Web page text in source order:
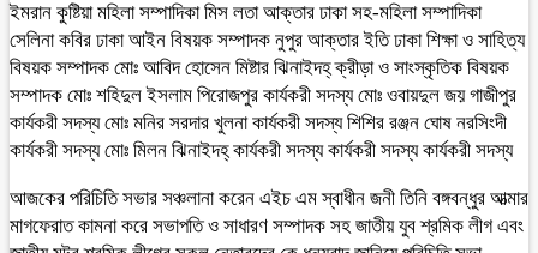
ইমরান কুষ্টিয়া মহিলা সম্পাদিকা মিস লতা আক্তার ঢাকা সহ-মহিলা সম্পাদিকা
সেলিনা কবির ঢাকা আইন বিষয়ক সম্পাদক নুপুর আক্তার ইতি ঢাকা শিক্ষা ও সাহিত্য
বিষয়ক সম্পাদক মোঃ আবিদ হোসেন মিষ্টার ঝিনাইদহ্ ক্রীড়া ও সাংস্কৃতিক বিষয়ক
সম্পাদক মোঃ শহিদুল ইসলাম পিরোজপুর কার্যকরী সদস্য মোঃ ওবায়দুল জয় গাজীপুর
কার্যকরী সদস্য মোঃ মনির সরদার খুলনা কার্যকরী সদস্য শিশির রঞ্জন ঘোষ নরসিংদী
কার্যকরী সদস্য মোঃ মিলন ঝিনাইদহ্ কার্যকরী সদস্য কার্যকরী সদস্য কার্যকরী সদস্য
আজকের পরিচিতি সভার সঞ্চলানা করেন এইচ এম স্বাধীন জনী তিনি বঙ্গবন্ধুর আত্মার
মাগফেরাত কামনা করে সভাপতি ও সাধারণ সম্পাদক সহ জাতীয় যুব শ্রমিক লীগ এবং